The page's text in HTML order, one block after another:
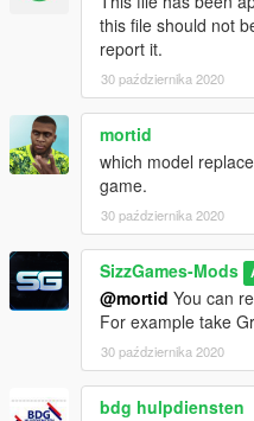
this file should not
report it.
30 października 2020
mortid
which model
game.
30 października 2020
SizzGames-Mods
@mortid You can
For example take
30 października 2020
bdg hulpdiensten